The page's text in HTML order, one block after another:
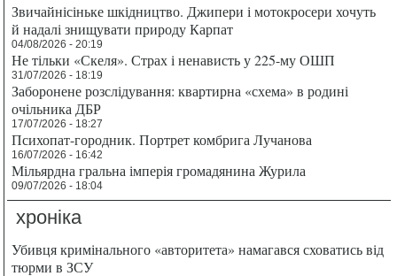
Звичайнісіньке шкідництво. Джипери і мотокросери хочуть
й надалі знищувати природу Карпат
04/08/2026 - 20:19
Не тільки «Скеля». Страх і ненависть у 225-му ОШП
31/07/2026 - 18:19
Заборонене розслідування: квартирна «схема» в родині
очільника ДБР
17/07/2026 - 18:27
Психопат-городник. Портрет комбрига Лучанова
16/07/2026 - 16:42
Мільярдна гральна імперія громадянина Журила
09/07/2026 - 18:04
хроніка
Убивця кримінального «авторитета» намагався сховатись від
тюрми в ЗСУ